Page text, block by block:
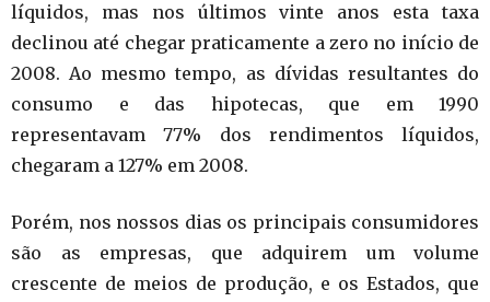
líquidos, mas nos últimos vinte anos esta taxa
declinou até chegar praticamente a zero no início de
2008. Ao mesmo tempo, as dívidas resultantes do
consumo e das hipotecas, que em 1990
representavam 77% dos rendimentos líquidos,
chegaram a 127% em 2008.
Porém, nos nossos dias os principais consumidores
são as empresas, que adquirem um volume
crescente de meios de produção, e os Estados, que